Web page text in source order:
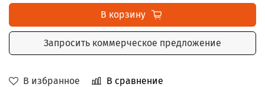
В избранное В сравнение
В корзину
Запросить коммерческое предложение